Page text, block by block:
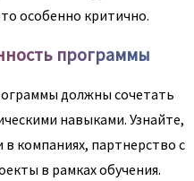
особенно критично.
программы
должны сочетать
навыками. Узнайте,
компаниях, партнерство с
в рамках обучения.